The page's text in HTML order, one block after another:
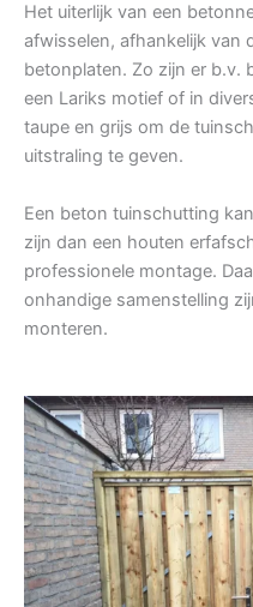
Het uiterlijk van een
afwisselen, afhankelijk van
betonplaten. Zo zijn er b.v.
een Lariks motief of in
taupe en grijs om de
uitstraling te geven.
Een beton tuinschutting
zijn dan een houten
professionele montage.
onhandige samenstelling
monteren.